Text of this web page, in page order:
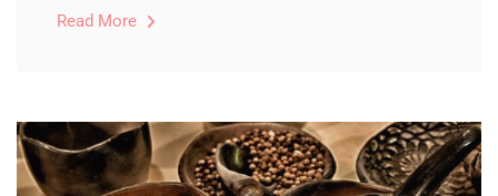
Read More